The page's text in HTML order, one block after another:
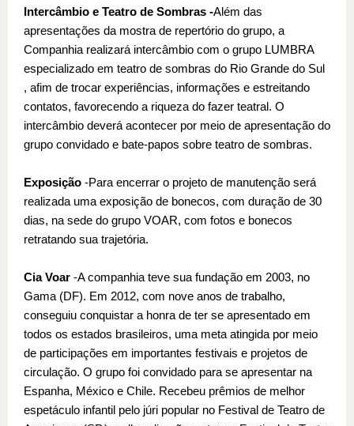
Intercâmbio e Teatro de Sombras -Além das
apresentações da mostra de repertório do grupo, a
Companhia realizará intercâmbio com o grupo LUMBRA
especializado em teatro de sombras do Rio Grande do Sul
, afim de trocar experiências, informações e estreitando
contatos, favorecendo a riqueza do fazer teatral. O
intercâmbio deverá acontecer por meio de apresentação do
grupo convidado e bate-papos sobre teatro de sombras.
Exposição -Para encerrar o projeto de manutenção será
realizada uma exposição de bonecos, com duração de 30
dias, na sede do grupo VOAR, com fotos e bonecos
retratando sua trajetória.
Cia Voar -A companhia teve sua fundação em 2003, no
Gama (DF). Em 2012, com nove anos de trabalho,
conseguiu conquistar a honra de ter se apresentado em
todos os estados brasileiros, uma meta atingida por meio
de participações em importantes festivais e projetos de
circulação. O grupo foi convidado para se apresentar na
Espanha, México e Chile. Recebeu prêmios de melhor
espetáculo infantil pelo júri popular no Festival de Teatro de